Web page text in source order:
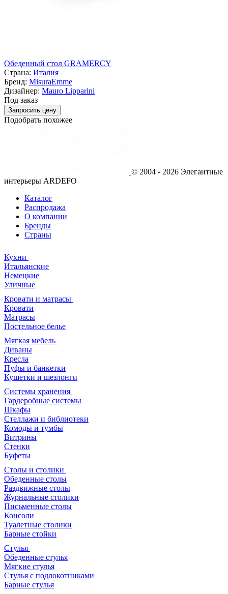
Обеденный стол GRAMERCY
Страна: Италия
Бренд: MisuraEmme
Дизайнер: Mauro Lipparini
Под заказ
Запросить цену
Подобрать похожее
© 2004 - 2026 Элегантные
интерьеры ARDEFO
Каталог
Распродажа
О компании
Бренды
Страны
Кухни
Итальянские
Немецкие
Уличные
Кровати и матрасы
Кровати
Матрасы
Постельное белье
Мягкая мебель
Диваны
Кресла
Пуфы и банкетки
Кушетки и шезлонги
Системы хранения
Гардеробные системы
Шкафы
Стеллажи и библиотеки
Комоды и тумбы
Витрины
Стенки
Буфеты
Столы и столики
Обеденные столы
Раздвижные столы
Журнальные столики
Письменные столы
Консоли
Туалетные столики
Барные стойки
Стулья
Обеденные стулья
Мягкие стулья
Стулья с подлокотниками
Барные стулья